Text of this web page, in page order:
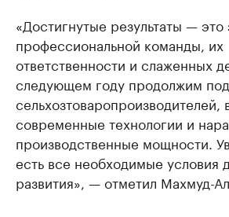
«Достигнутые результаты — это
профессиональной команды, их
ответственности и слаженных
следующем году продолжим
сельхозтоваропроизводителей,
современные технологии и
производственные мощности.
есть все необходимые условия
развития», — отметил Махмуд-